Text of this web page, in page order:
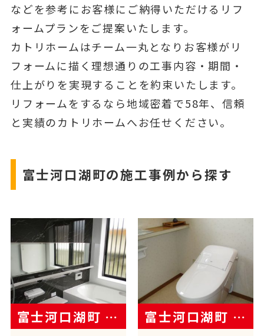
などを参考にお客様にご納得いただけるリフ
ォームプランをご提案いたします。
カトリホームはチーム一丸となりお客様がリ
フォームに描く理想通りの工事内容・期間・
仕上がりを実現することを約束いたします。
リフォームをするなら地域密着で58年、信頼
と実績のカトリホームへお任せください。
富士河口湖町の施工事例から探す
富士河口湖町 W様 富士河口湖町 W様邸